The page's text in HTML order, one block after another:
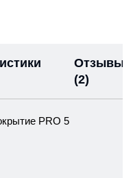
Отзывы
(2)
PRO 5